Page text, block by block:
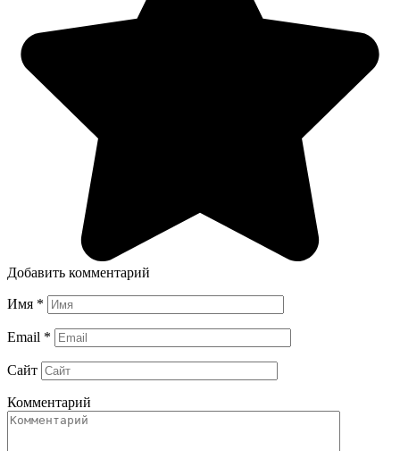
Добавить комментарий
Имя *
Email *
Сайт
Комментарий